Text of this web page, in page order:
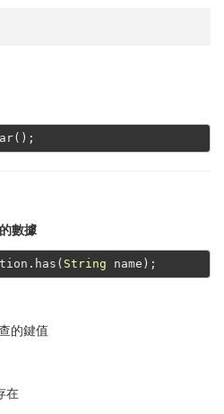
數據
String
的鍵值
在